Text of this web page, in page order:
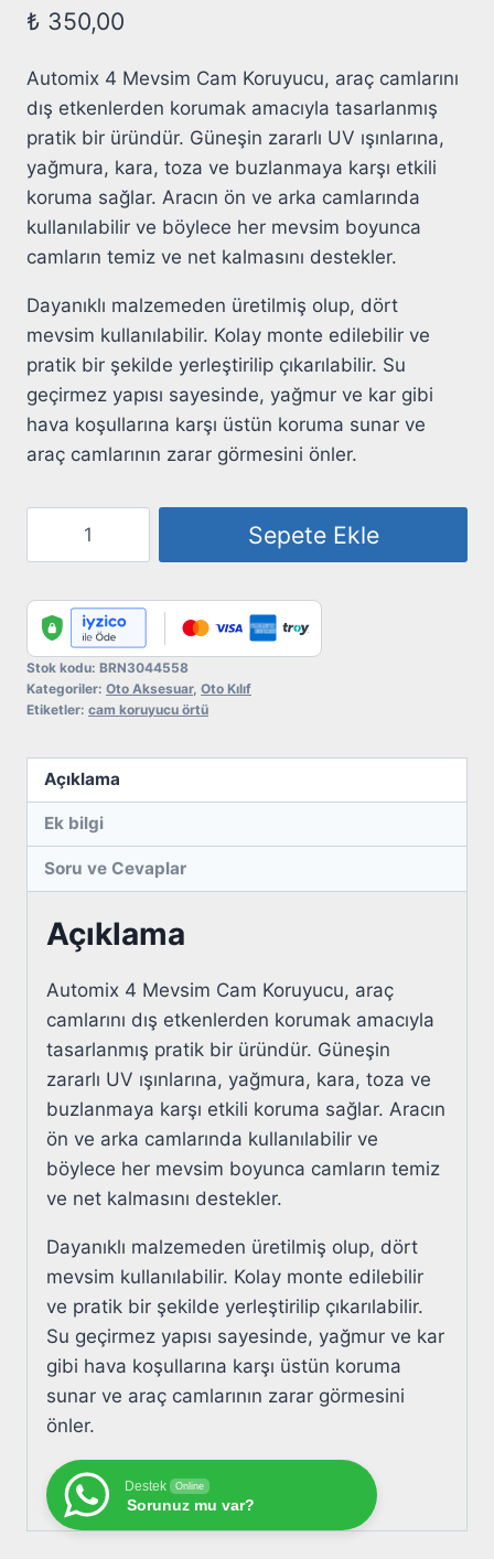
₺ 350,00
Automix 4 Mevsim Cam Koruyucu, araç camlarını
dış etkenlerden korumak amacıyla tasarlanmış
pratik bir üründür. Güneşin zararlı UV ışınlarına,
yağmura, kara, toza ve buzlanmaya karşı etkili
koruma sağlar. Aracın ön ve arka camlarında
kullanılabilir ve böylece her mevsim boyunca
camların temiz ve net kalmasını destekler.
Dayanıklı malzemeden üretilmiş olup, dört
mevsim kullanılabilir. Kolay monte edilebilir ve
pratik bir şekilde yerleştirilip çıkarılabilir. Su
geçirmez yapısı sayesinde, yağmur ve kar gibi
hava koşullarına karşı üstün koruma sunar ve
araç camlarının zarar görmesini önler.
Koruyucu
Örtü
adet
Sepete Ekle
Stok kodu: BRN3044558
Kategoriler: Oto Aksesuar, Oto Kılıf
Etiketler: cam koruyucu örtü
Açıklama
Ek bilgi
Soru ve Cevaplar
Açıklama
Automix 4 Mevsim Cam Koruyucu, araç
camlarını dış etkenlerden korumak amacıyla
tasarlanmış pratik bir üründür. Güneşin
zararlı UV ışınlarına, yağmura, kara, toza ve
buzlanmaya karşı etkili koruma sağlar. Aracın
ön ve arka camlarında kullanılabilir ve
böylece her mevsim boyunca camların temiz
ve net kalmasını destekler.
Dayanıklı malzemeden üretilmiş olup, dört
mevsim kullanılabilir. Kolay monte edilebilir
ve pratik bir şekilde yerleştirilip çıkarılabilir.
Su geçirmez yapısı sayesinde, yağmur ve kar
gibi hava koşullarına karşı üstün koruma
sunar ve araç camlarının zarar görmesini
önler.
Destek Online
Sorunuz mu var?